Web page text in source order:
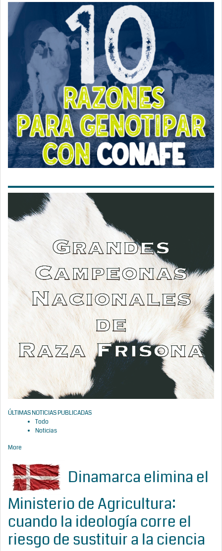
ÚLTIMAS NOTICIAS PUBLICADAS
Todo
Noticias
More
Dinamarca elimina el
Ministerio de Agricultura:
cuando la ideología corre el
riesgo de sustituir a la ciencia